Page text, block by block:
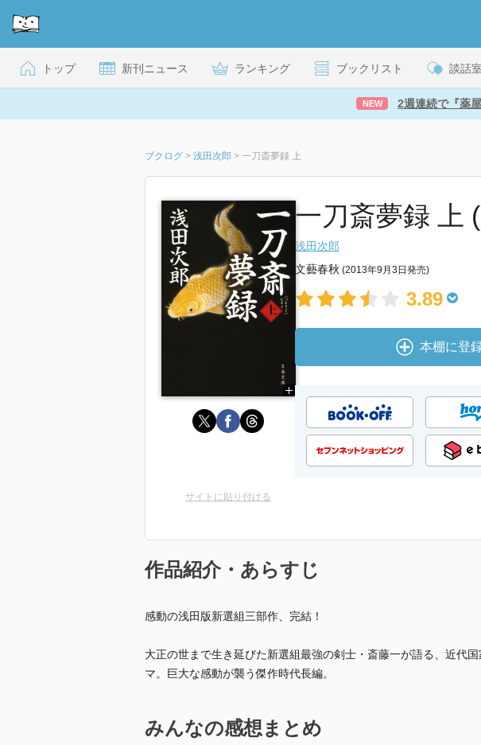
トップ 新刊ニュース ランキング ブックリスト 談話室
NEW 2週連続で『薬
ブクログ > 浅田次郎 > 一刀斎夢録 上
一刀斎夢録 上
浅田次郎
文藝春秋 (2013年9月3日発売)
3.89
本棚に登
サイトに貼り付ける
作品紹介・あらすじ
感動の浅田版新選組三部作、完結！
大正の世まで生き延びた新選組最強の剣士・斎藤一が語る、近代
マ。巨大な感動が襲う傑作時代長編。
みんなの感想まとめ